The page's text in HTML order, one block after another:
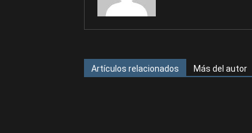
Artículos relacionados Más del autor